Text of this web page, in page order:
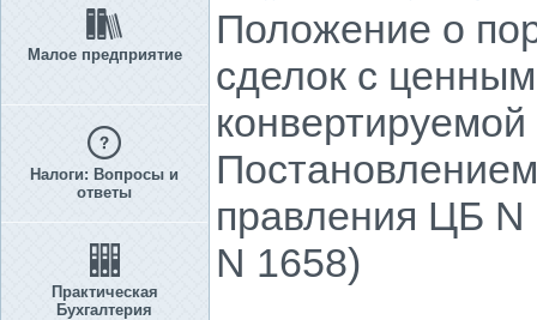
Малое предприятие
Налоги: Вопросы и
ответы
Практическая
Бухгалтерия
Положение о
сделок с
правления ЦБ
N 1658)